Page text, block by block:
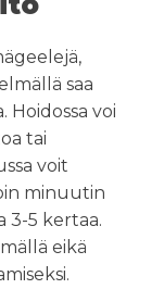
saa
voi
tai
voit
minuutin
3-5 kertaa.
eikä